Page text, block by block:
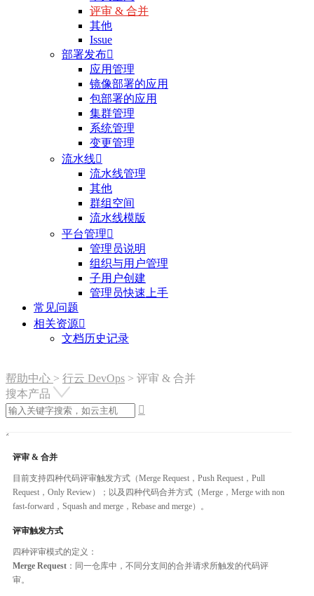
评审 & 合并
其他
Issue
部署发布
应用管理
镜像部署的应用
包部署的应用
集群管理
系统管理
变更管理
流水线
流水线管理
其他
群组空间
流水线模版
平台管理
管理员说明
组织与用户管理
子用户创建
管理员快速上手
常见问题
相关资源
文档历史记录
帮助中心 > 行云 DevOps > 评审 & 合并
搜本产品

评审 & 合并
目前支持四种代码评审触发方式（Merge Request，Push Request，Pull
Request，Only Review）；以及四种代码合并方式（Merge，Merge with non
fast-forward，Squash and merge，Rebase and merge）。
评审触发方式
四种评审模式的定义：
Merge Request ：同一仓库中，不同分支间的合并请求所触发的代码评
审。